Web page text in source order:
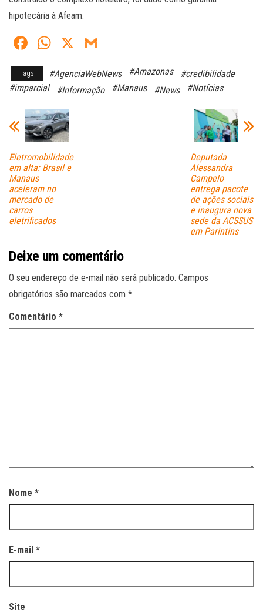
hipotecária à Afeam.
Fa
ce
bo
W
ts
A
pp
X
ail
Tags #AgenciaWebNews #Amazonas
#credibilidade
#imparcial
#Informação #Manaus #News #Notícias
Eletromobilidade
em alta: Brasil e
Manaus
aceleram no
mercado de
carros
eletrificados
Deputada
Alessandra
Campelo
entrega pacote
de ações sociais
e inaugura nova
sede da ACSSUS
em Parintins
Deixe um comentário
O seu endereço de e-mail não será publicado. Campos
obrigatórios são marcados com *
Comentário *
Nome *
E-mail *
Site